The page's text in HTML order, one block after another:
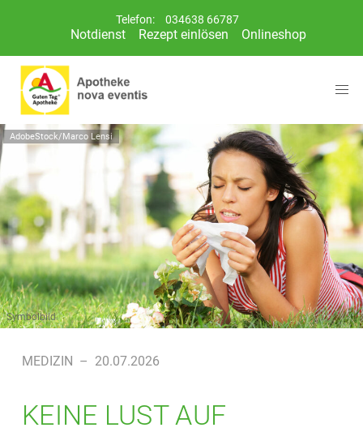
Telefon: 034638 66787
Notdienst Rezept einlösen Onlineshop
AdobeStock/Marco Lensi
Symbolbild
MEDIZIN – 20.07.2026
KEINE LUST AUF